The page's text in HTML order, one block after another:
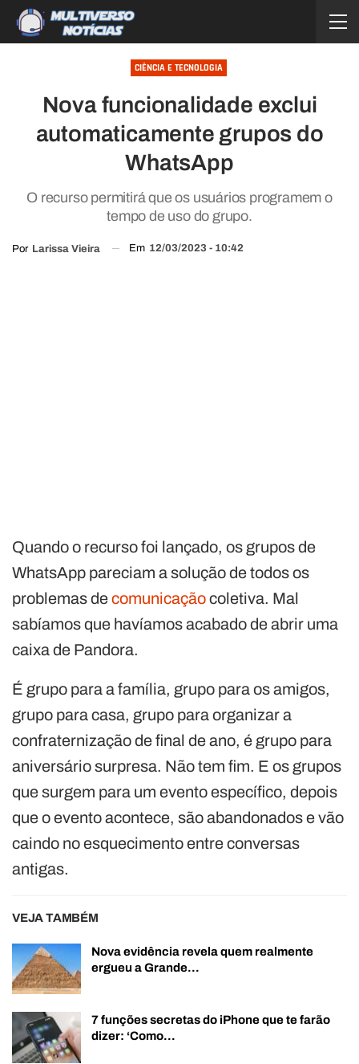
CIÊNCIA E TECNOLOGIA
Nova funcionalidade exclui
automaticamente grupos do
WhatsApp
O recurso permitirá que os usuários programem o
tempo de uso do grupo.
Por Larissa Vieira Em 12/03/2023 - 10:42
Quando o recurso foi lançado, os grupos de
WhatsApp pareciam a solução de todos os
problemas decomunicaçãocoletiva. Mal
sabíamos que havíamos acabado de abrir uma
caixa de Pandora.
É grupo para a família, grupo para os amigos,
grupo para casa, grupo para organizar a
confraternização de final de ano, é grupo para
aniversário surpresa. Não tem fim. E os grupos
que surgem para um evento específico, depois
que o evento acontece, são abandonados e vão
caindo no esquecimento entre conversas
antigas.
VEJA TAMBÉM
Nova evidência revela quem realmente
ergueu a Grande…
7 funções secretas do iPhone que te farão
dizer: ‘Como…